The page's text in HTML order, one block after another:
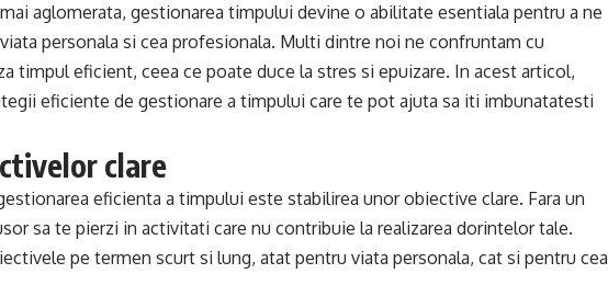
aglomerata, gestionarea timpului devine o abilitate esentiala pentru a ne
personala si cea profesionala. Multi dintre noi ne confruntam cu
timpul eficient, ceea ce poate duce la stres si epuizare. In acest articol,
eficiente de gestionare a timpului care te pot ajuta sa iti imbunatatesti
clare
eficienta a timpului este stabilirea unor obiective clare. Fara un
sa te pierzi in activitati care nu contribuie la realizarea dorintelor tale.
pe termen scurt si lung, atat pentru viata personala, cat si pentru cea